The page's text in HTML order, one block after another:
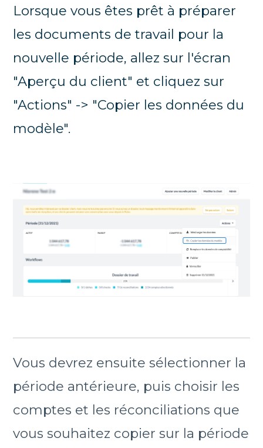
Lorsque vous êtes prêt à préparer
les documents de travail pour la
nouvelle période, allez sur l'écran
"Aperçu du client" et cliquez sur
"Actions" -> "Copier les données du
modèle".
Vous devrez ensuite sélectionner la
période antérieure, puis choisir les
comptes et les réconciliations que
vous souhaitez copier sur la période